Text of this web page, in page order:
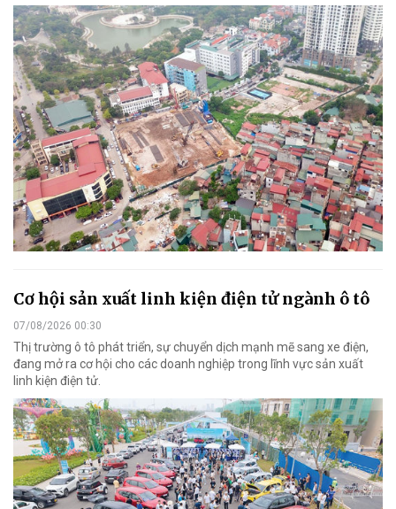
Cơ hội sản xuất linh kiện điện tử ngành ô tô
07/08/2026 00:30
Thị trường ô tô phát triển, sự chuyển dịch mạnh mẽ sang xe điện,
đang mở ra cơ hội cho các doanh nghiệp trong lĩnh vực sản xuất
linh kiện điện tử.